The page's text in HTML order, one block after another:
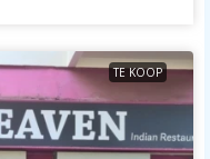
TE KOOP